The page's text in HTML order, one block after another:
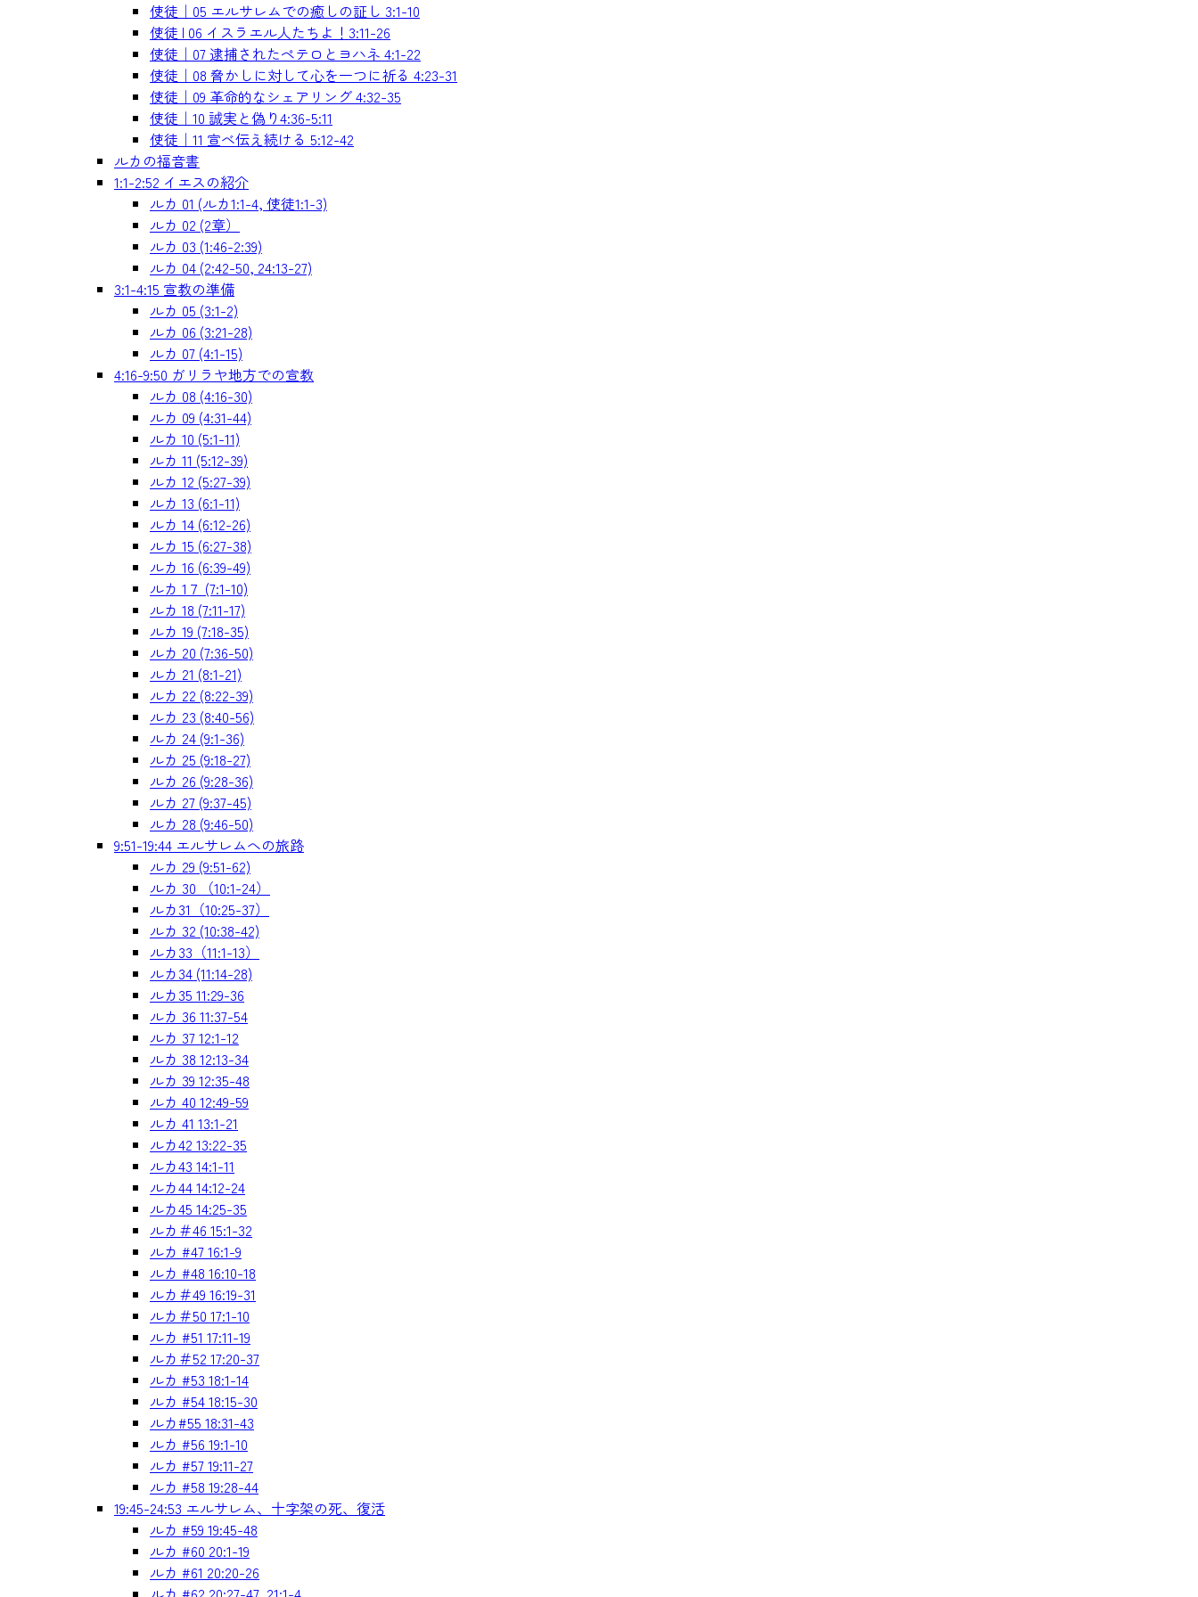
使徒｜05 エルサレムでの癒しの証し 3:1-10
使徒 | 06 イスラエル人たちよ！3:11-26
使徒｜07 逮捕されたペテロとヨハネ 4:1-22
使徒｜08 脅かしに対して心を一つに祈る 4:23-31
使徒｜09 革命的なシェアリング 4:32-35
使徒｜10 誠実と偽り4:36-5:11
使徒｜11 宣べ伝え続ける 5:12-42
ルカの福音書
1:1-2:52 イエスの紹介
ルカ 01 (ルカ1:1-4, 使徒1:1-3)
ルカ 02 (2章）
ルカ 03 (1:46-2:39)
ルカ 04 (2:42-50, 24:13-27)
3:1-4:15 宣教の準備
ルカ 05 (3:1-2)
ルカ 06 (3:21-28)
ルカ 07 (4:1-15)
4:16-9:50 ガリラヤ地方での宣教
ルカ 08 (4:16-30)
ルカ 09 (4:31-44)
ルカ 10 (5:1-11)
ルカ 11 (5:12-39)
ルカ 12 (5:27-39)
ルカ 13 (6:1-11)
ルカ 14 (6:12-26)
ルカ 15 (6:27-38)
ルカ 16 (6:39-49)
ルカ 1７ (7:1-10)
ルカ 18 (7:11-17)
ルカ 19 (7:18-35)
ルカ 20 (7:36-50)
ルカ 21 (8:1-21)
ルカ 22 (8:22-39)
ルカ 23 (8:40-56)
ルカ 24 (9:1-36)
ルカ 25 (9:18-27)
ルカ 26 (9:28-36)
ルカ 27 (9:37-45)
ルカ 28 (9:46-50)
9:51-19:44 エルサレムへの旅路
ルカ 29 (9:51-62)
ルカ 30 （10:1-24）
ルカ31（10:25-37）
ルカ 32 (10:38-42)
ルカ33（11:1-13）
ルカ34 (11:14-28)
ルカ35 11:29-36
ルカ 36 11:37-54
ルカ 37 12:1-12
ルカ 38 12:13-34
ルカ 39 12:35-48
ルカ 40 12:49-59
ルカ 41 13:1-21
ルカ42 13:22-35
ルカ43 14:1-11
ルカ44 14:12-24
ルカ45 14:25-35
ルカ＃46 15:1-32
ルカ #47 16:1-9
ルカ #48 16:10-18
ルカ＃49 16:19-31
ルカ＃50 17:1-10
ルカ #51 17:11-19
ルカ＃52 17:20-37
ルカ #53 18:1-14
ルカ #54 18:15-30
ルカ#55 18:31-43
ルカ #56 19:1-10
ルカ #57 19:11-27
ルカ #58 19:28-44
19:45-24:53 エルサレム、十字架の死、復活
ルカ #59 19:45-48
ルカ #60 20:1-19
ルカ #61 20:20-26